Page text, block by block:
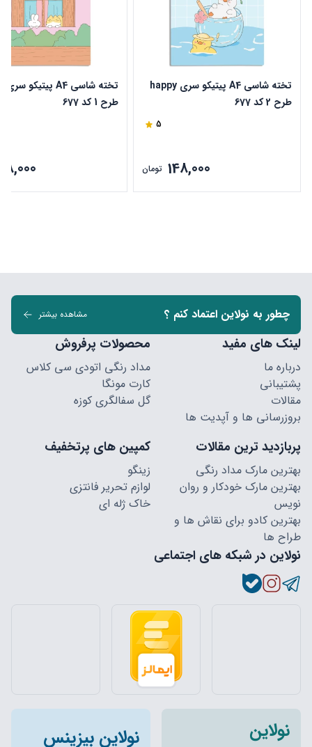
تخته شاسی A4 پیتیکو سری happy
طرح 2 کد 677
5
148,000 تومان
طرح 1 کد 677
چطور به نولاین اعتماد کنم ؟ مشاهده بیشتر
لینک های مفید
درباره ما
پشتیبانی
مقالات
بروزرسانی ها و آپدیت ها
محصولات پرفروش
مداد رنگی اتودی سی کلاس
کارت مونگا
گل سفالگری کوزه
پربازدید ترین مقالات
بهترین مارک مداد رنگی
بهترین مارک خودکار و روان
نویس
بهترین کادو برای نقاش ها و
طراح ها
کمپین های پرتخفیف
زینگو
لوازم تحریر فانتزی
خاک ژله ای
نولاین در شبکه های اجتماعی
نولاین نولاین بیزینس